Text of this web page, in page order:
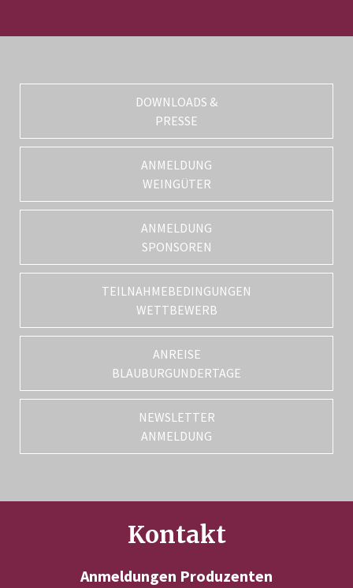
DOWNLOADS &
PRESSE
ANMELDUNG
WEINGÜTER
ANMELDUNG
SPONSOREN
TEILNAHMEBEDINGUNGEN
WETTBEWERB
ANREISE
BLAUBURGUNDERTAGE
NEWSLETTER
ANMELDUNG
Kontakt
Anmeldungen Produzenten